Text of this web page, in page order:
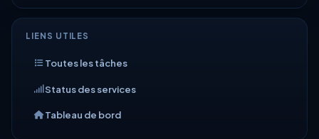
LIENS UTILES
Toutes les tâches
Status des services
Tableau de bord